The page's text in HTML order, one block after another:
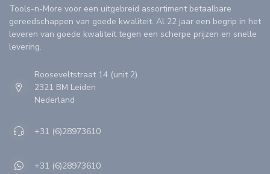
Tools-n-More voor een uitgebreid assortiment betaalbare
gereedschappen van goede kwaliteit. Al 22 jaar een begrip in het
leveren van goede kwaliteit tegen een scherpe prijzen en snelle
levering.
Rooseveltstraat 14 (unit 2)
2321 BM Leiden
Nederland
+31 (6)28973610
+31 (6)28973610